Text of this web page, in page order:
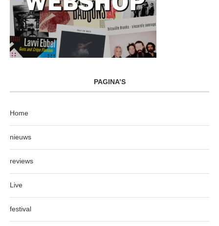
PAGINA’S
Home
nieuws
reviews
Live
festival